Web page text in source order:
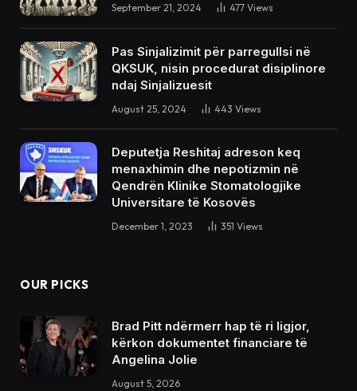
September 21, 2024 477 Views
Pas Sinjalizimit për parregullsi në
QKSUK, nisin procedurat disiplinore
ndaj Sinjalizuesit
August 25, 2024 443 Views
Deputetja Reshitaj adreson keq
menaxhimin dhe nepotizmin në
Qendrën Klinike Stomatologjike
Universitare të Kosovës
December 1, 2023 351 Views
OUR PICKS
Brad Pitt ndërmerr hap të ri ligjor,
kërkon dokumentet financiare të
Angelina Jolie
August 5, 2026